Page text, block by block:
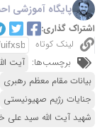
پایگاه آموزشی
اشتراک گذاری:
لینک کوتاه
برچسب‌ها: آیت
بیانات مقام معظم رهبری
جنایات رژیم صهیونیستی
شهید آیت الله سید علی